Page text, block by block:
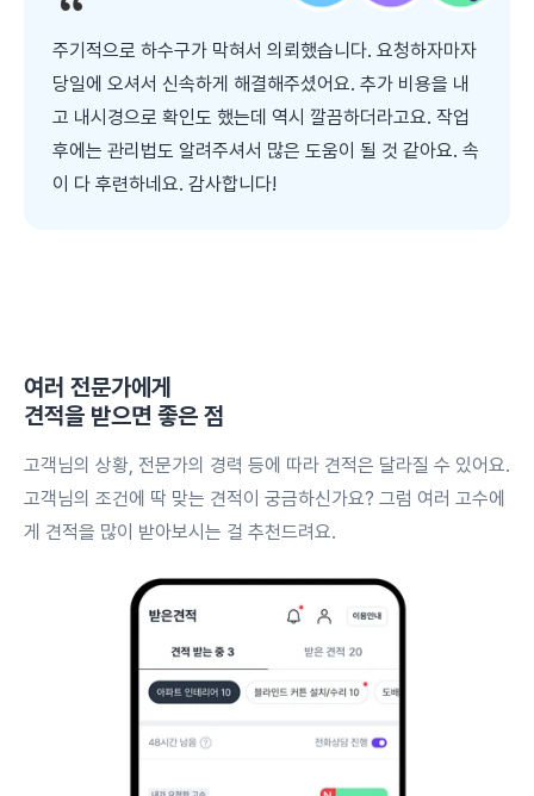
주기적으로 하수구가 막혀서 의뢰했습니다. 요청하자마자
당일에 오셔서 신속하게 해결해주셨어요. 추가 비용을 내
고 내시경으로 확인도 했는데 역시 깔끔하더라고요. 작업
후에는 관리법도 알려주셔서 많은 도움이 될 것 같아요. 속
이 다 후련하네요. 감사합니다!
여러 전문가에게
견적을 받으면 좋은 점
고객님의 상황, 전문가의 경력 등에 따라 견적은 달라질 수 있어요.
고객님의 조건에 딱 맞는 견적이 궁금하신가요? 그럼 여러 고수에
게 견적을 많이 받아보시는 걸 추천드려요.